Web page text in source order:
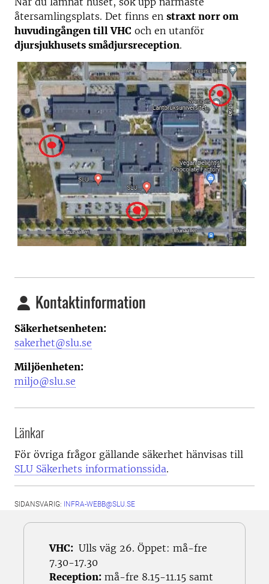
återsamlingsplats. Det finns en straxt norr om
huvudingången till VHC och en utanför
djursjukhusets smådjursreception.
Kontaktinformation
Säkerhetsenheten:
sakerhet@slu.se
Miljöenheten:
miljo@slu.se
Länkar
För övriga frågor gällande säkerhet hänvisas till
SLU Säkerhets informationssida.
SIDANSVARIG: INFRA-WEBB@SLU.SE
VHC: Ulls väg 26. Öppet: må-fre
7.30-17.30
Reception: må-fre 8.15-11.15 samt